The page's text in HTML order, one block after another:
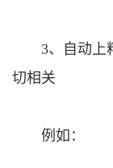
3、自动上料
切相关
例如：